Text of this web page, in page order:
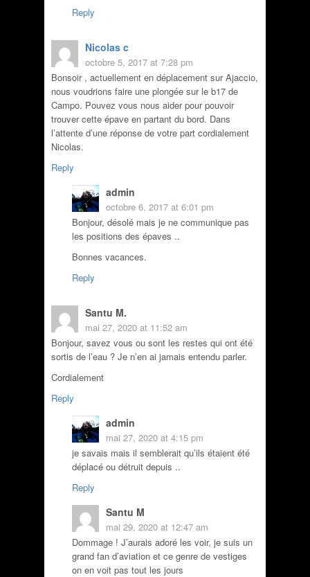
Reply
Nicolas c
octobre 5, 2017 at 7:28 pm
Bonsoir , actuellement en déplacement sur Ajaccio,
nous voudrions faire une plongée sur le b17 de
Campo. Pouvez vous nous aider pour pouvoir
trouver cette épave en partant du bord. Dans
l’attente d’une réponse de votre part cordialement
Nicolas.
Reply
admin
octobre 6, 2017 at 6:01 pm
Bonjour, désolé mais je ne communique pas
les positions des épaves ..
Bonnes vacances.
Reply
Santu M.
mai 27, 2020 at 11:52 am
Bonjour, savez vous ou sont les restes qui ont été
sortis de l’eau ? Je n’en ai jamais entendu parler.
Cordialement
Reply
admin
mai 27, 2020 at 4:15 pm
je savais mais il semblerait qu’ils étaient été
déplacé ou détruit depuis ..
Reply
Santu M
mai 29, 2020 at 12:47 am
Dommage ! J’aurais adoré les voir, je suis un
grand fan d’aviation et ce genre de vestiges
on en voit pas tout les jours